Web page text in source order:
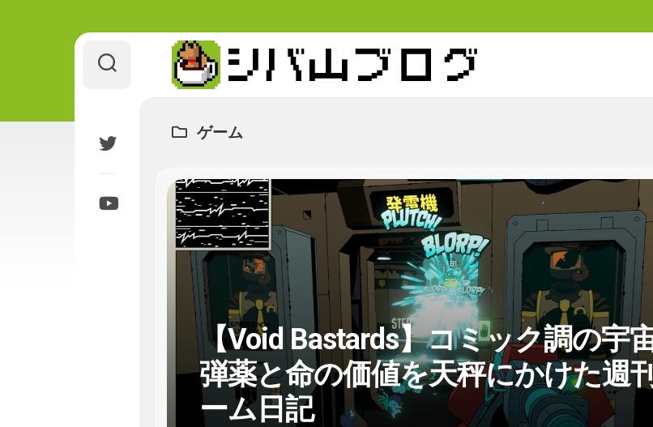
ゲーム
【Void Bastards】コミック調の宇
弾薬と命の価値を天秤にかけた週
ーム日記